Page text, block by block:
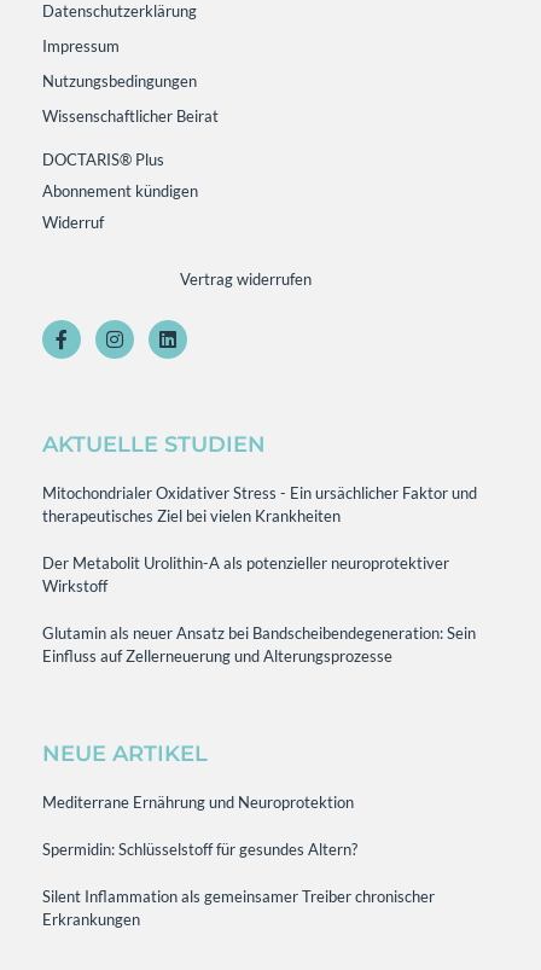
Datenschutzerklärung
Impressum
Nutzungsbedingungen
Wissenschaftlicher Beirat
DOCTARIS® Plus
Abonnement kündigen
Widerruf
Vertrag widerrufen
AKTUELLE STUDIEN
Mitochondrialer Oxidativer Stress - Ein ursächlicher Faktor und
therapeutisches Ziel bei vielen Krankheiten
Der Metabolit Urolithin-A als potenzieller neuroprotektiver
Wirkstoff
Glutamin als neuer Ansatz bei Bandscheibendegeneration: Sein
Einfluss auf Zellerneuerung und Alterungsprozesse
NEUE ARTIKEL
Mediterrane Ernährung und Neuroprotektion
Spermidin: Schlüsselstoff für gesundes Altern?
Silent Inflammation als gemeinsamer Treiber chronischer
Erkrankungen